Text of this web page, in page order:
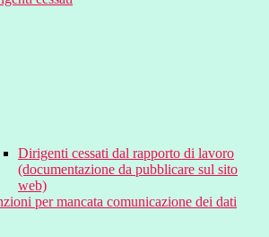
Dirigenti cessati dal rapporto di lavoro
(documentazione da pubblicare sul sito
web)
per mancata comunicazione dei dati